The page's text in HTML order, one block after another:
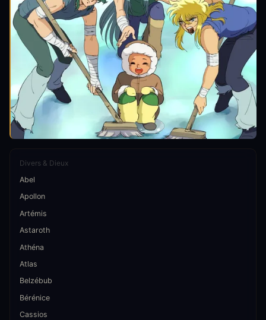
Divers & Dieux
Abel
Apollon
Artémis
Astaroth
Athéna
Atlas
Belzébub
Bérénice
Cassios